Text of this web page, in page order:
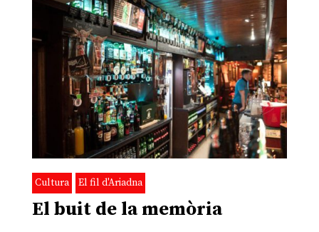
Cultura El fil d'Ariadna
El buit de la memòria